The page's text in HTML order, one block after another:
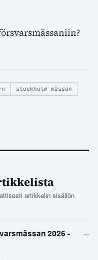
stockholm mässan
artikkelin sisällön
2026 -
–